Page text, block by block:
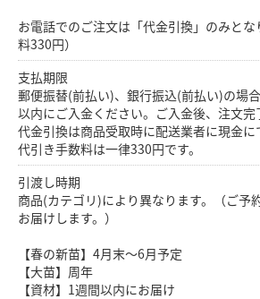
お電話でのご注文は「代金引換」のみと
料330円）
支払期限
郵便振替(前払い)、銀行振込(前払い)の場
以内にご入金ください。ご入金後、注文完
代金引換は商品受取時に配送業者に現金に
代引き手数料は一律330円です。
引渡し時期
商品(カテゴリ)により異なります。（ご予
お届けします。）
【春の新苗】4月末～6月予定
【大苗】周年
【資材】1週間以内にお届け